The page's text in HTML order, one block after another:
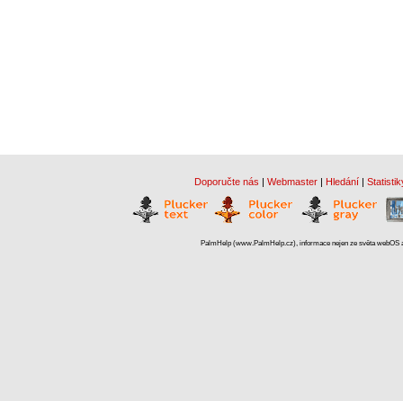
Doporučte nás | Webmaster | Hledání |
PalmHelp (www.PalmHelp.cz), informace nejen ze světa